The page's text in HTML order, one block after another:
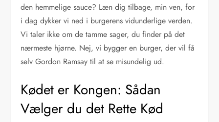
den hemmelige sauce? Læn dig tilbage, min ven, for
i dag dykker vi ned i burgerens vidunderlige verden.
Vi taler ikke om de tamme sager, du finder på det
nærmeste hjørne. Nej, vi bygger en burger, der vil få
selv Gordon Ramsay til at se misundelig ud.
Kødet er Kongen: Sådan
Vælger du det Rette Kød